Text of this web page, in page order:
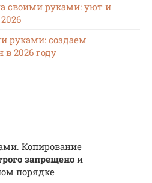
своими руками: уют и
руками: создаем
2026 году
Копирование
запрещено и
порядке